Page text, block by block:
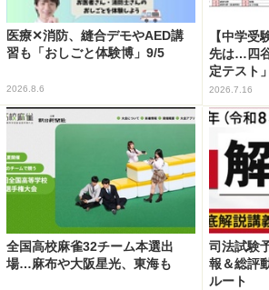
医療✕消防、縫合デモやAED講
習も「おしごと体験博」9/5
2026.8.6
【中学受
先は…四
定テスト
2026.7.16
全国高校麻雀32チーム本選出
場…麻布や大阪星光、東海も
司法試験
報＆総評
ルート